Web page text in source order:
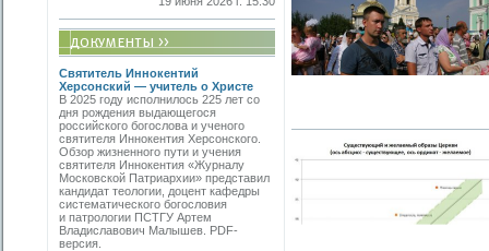
Святитель Иннокентий
Херсонский — учитель о Христе
В 2025 году исполнилось 225 лет со
дня рождения выдающегося
российского богослова и ученого
святителя Иннокентия Херсонского.
Обзор жизненного пути и учения
святителя Иннокентия «Журналу
Московской Патриархии» представил
кандидат теологии, доцент кафедры
систематического богословия
и патрологии ПСТГУ Артем
Владиславович Малышев. PDF-
версия.